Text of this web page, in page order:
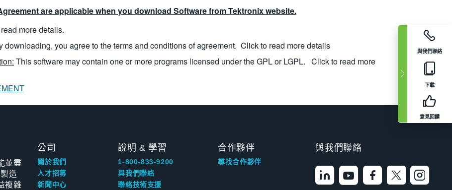
與我們聯絡
下載
意見回饋
are applicable when you download Software from Tektronix website.
more details.
downloading, you agree to the terms and conditions of agreement. Click to read more details
This software may contain one or more programs licensed under the GPL or LGPL. Click to read more
並盡
造
複雜
公司
關於我們
人才招募
新聞中心
說明 & 學習
1-800-833-9200
與我們聯絡
聯絡技術支援
合作夥伴
尋找合作夥伴
與我們聯絡